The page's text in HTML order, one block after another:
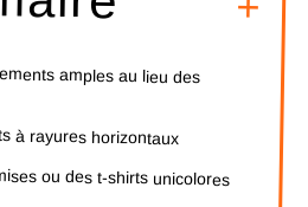
amples au lieu des
à rayures horizontaux
ou des t-shirts unicolores